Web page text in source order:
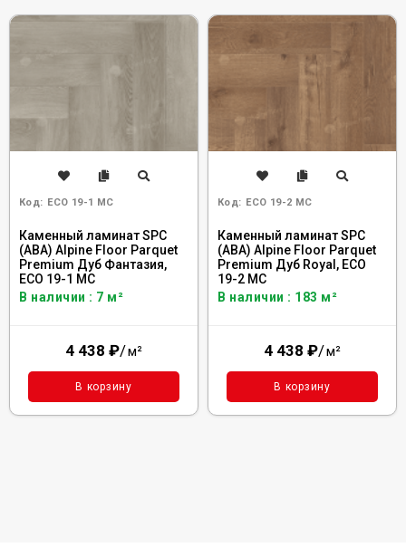
Код: ECO 19-1 MC
Каменный ламинат SPC
(ABA) Alpine Floor Parquet
Premium Дуб Фантазия,
ECO 19-1 MC
В наличии : 7 м²
4 438 ₽/м²
В корзину
Код: ECO 19-2 MC
Каменный ламинат SPC
(ABA) Alpine Floor Parquet
Premium Дуб Royal, ECO
19-2 MC
В наличии : 183 м²
4 438 ₽/м²
В корзину